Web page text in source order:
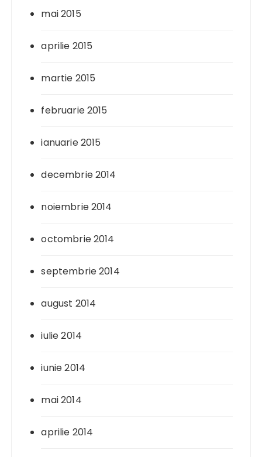
mai 2015
aprilie 2015
martie 2015
februarie 2015
ianuarie 2015
decembrie 2014
noiembrie 2014
octombrie 2014
septembrie 2014
august 2014
iulie 2014
iunie 2014
mai 2014
aprilie 2014